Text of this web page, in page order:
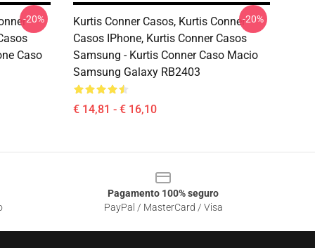
Caso
-20%
Kurtis Conner Casos, Kurtis Conner
Casos IPhone, Kurtis Conner Casos
Samsung - Kurtis Conner Caso Macio
Samsung Galaxy RB2403
€ 14,81 - € 16,10
-20%
Pagamento 100% seguro
PayPal / MasterCard / Visa